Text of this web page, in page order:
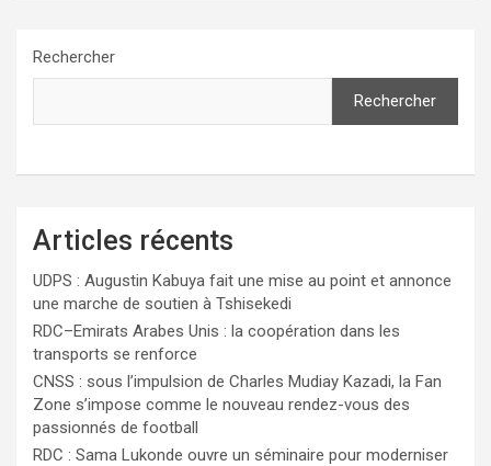
Rechercher
Rechercher
Articles récents
UDPS : Augustin Kabuya fait une mise au point et annonce
une marche de soutien à Tshisekedi
RDC–Emirats Arabes Unis : la coopération dans les
transports se renforce
CNSS : sous l’impulsion de Charles Mudiay Kazadi, la Fan
Zone s’impose comme le nouveau rendez-vous des
passionnés de football
RDC : Sama Lukonde ouvre un séminaire pour moderniser